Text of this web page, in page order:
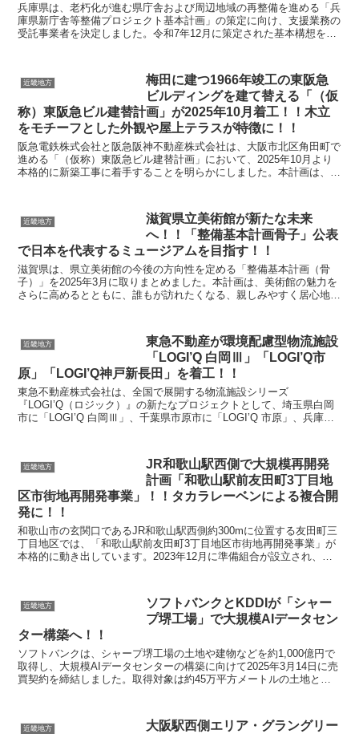
兵庫県は、老朽化が進む県庁舎および周辺地域の再整備を進める「兵
庫県新庁舎等整備プロジェクト基本計画」の策定に向け、支援業務の
受託事業者を決定しました。令和7年12月に策定された基本構想を具
近畿地方
梅田に建つ1966年竣工の東阪急
ビルディングを建て替える「（仮
称）東阪急ビル建替計画」が2025年10月着工！！木立
をモチーフとした外観や屋上テラスが特徴に！！
阪急電鉄株式会社と阪急阪神不動産株式会社は、大阪市北区角田町で
進める「（仮称）東阪急ビル建替計画」において、2025年10月より
本格的に新築工事に着手することを明らかにしました。本計画は、
近畿地方
滋賀県立美術館が新たな未来
へ！！「整備基本計画骨子」公表
で日本を代表するミュージアムを目指す！！
滋賀県は、県立美術館の今後の方向性を定める「整備基本計画（骨
子）」を2025年3月に取りまとめました。本計画は、美術館の魅力を
さらに高めるとともに、誰もが訪れたくなる、親しみやすく居心地の
近畿地方
東急不動産が環境配慮型物流施設
「LOGI’Q 白岡Ⅲ」「LOGI’Q市
原」「LOGI’Q神戸新長田」を着工！！
東急不動産株式会社は、全国で展開する物流施設シリーズ
『LOGI’Q（ロジック）』の新たなプロジェクトとして、埼玉県白岡
市に「LOGI’Q 白岡Ⅲ」、千葉県市原市に「LOGI’Q 市原」、兵庫県
近畿地方
JR和歌山駅西側で大規模再開発
計画「和歌山駅前友田町3丁目地
区市街地再開発事業」！！タカラレーベンによる複合開
発に！！
和歌山市の玄関口であるJR和歌山駅西側約300mに位置する友田町三
丁目地区では、「和歌山駅前友田町3丁目地区市街地再開発事業」が
本格的に動き出しています。2023年12月に準備組合が設立され、
近畿地方
ソフトバンクとKDDIが「シャー
プ堺工場」で大規模AIデータセン
ター構築へ！！
ソフトバンクは、シャープ堺工場の土地や建物などを約1,000億円で
取得し、大規模AIデータセンターの構築に向けて2025年3月14日に売
買契約を締結しました。取得対象は約45万平方メートルの土地と約
近畿地方
大阪駅西側エリア・グラングリー